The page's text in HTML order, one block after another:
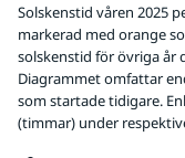
Solskenstid våren 2025
markerad med orange
solskenstid för övriga år
Diagrammet omfattar
som startade tidigare.
(timmar) under